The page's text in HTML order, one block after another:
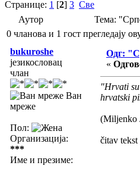
Странице: 1 [2] 3 Све
Аутор
Тема:
0 чланова и 1 гост прегледају
bukuroshe
језикословац
члан
Ван
мреже
Пол:
Организација:
***
Име и презиме:
Одг:
«
"Hrvati
hrvatski
(Miljenko
čitav tekst